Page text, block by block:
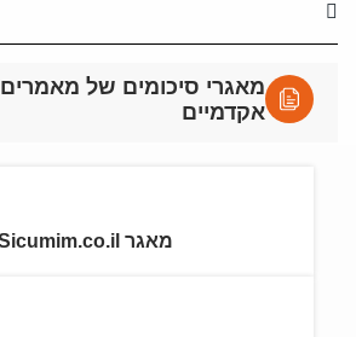
מאגרי סיכומים של מאמרים
אקדמיים
מאגר Sicumim.co.il